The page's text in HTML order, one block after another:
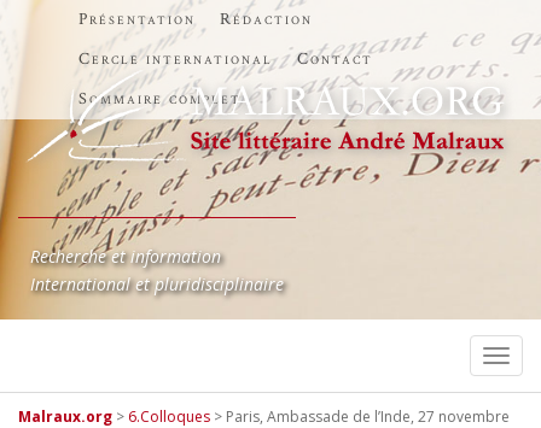
Présentation
Rédaction
Cercle international
Contact
Sommaire complet
Recherche et information
International et pluridisciplinaire
Malraux.org > 6.Colloques > Paris, Ambassade de l’Inde, 27 novembre